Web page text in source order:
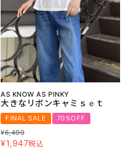
AS KNOW AS PINKY
大きなリボンキャミｓｅｔ
FINAL SALE
70%OFF
¥6,490
¥1,947税込